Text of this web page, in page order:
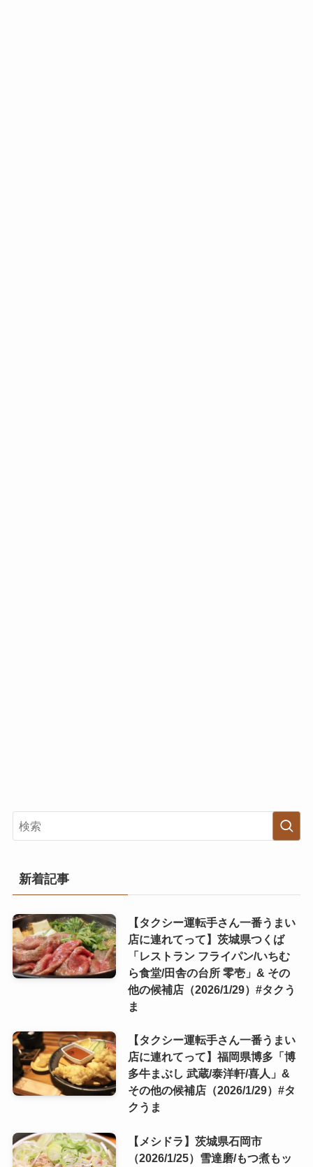
新着記事
【タクシー運転手さん一番うまい
店に連れてって】茨城県つくば
「レストラン フライパン/いちむ
ら食堂/田舎の台所 零壱」& その
他の候補店（2026/1/29）#タクう
ま
【タクシー運転手さん一番うまい
店に連れてって】福岡県博多「博
多牛まぶし 武蔵/泰洋軒/喜人」&
その他の候補店（2026/1/29）#タ
クうま
【メシドラ】茨城県石岡市
（2026/1/25）雪達磨/もつ煮もッ